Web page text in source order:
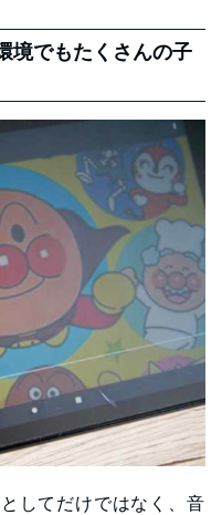
境でもたくさんの子
してだけではなく、音